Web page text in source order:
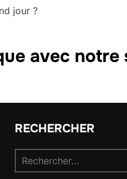
jour ?
avec notre
RECHERCHER
Recherche
pour :